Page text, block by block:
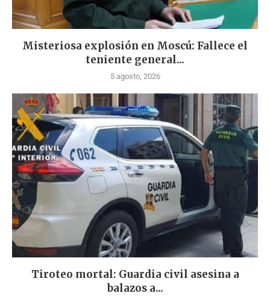
Misteriosa explosión en Moscú: Fallece el
teniente general...
5 agosto, 2026
Tiroteo mortal: Guardia civil asesina a
balazos a...